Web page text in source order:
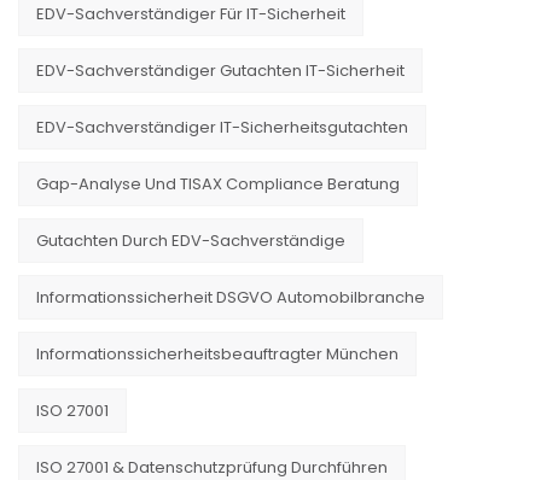
EDV-Sachverständiger Für IT-Sicherheit
EDV-Sachverständiger Gutachten IT-Sicherheit
EDV-Sachverständiger IT-Sicherheitsgutachten
Gap-Analyse Und TISAX Compliance Beratung
Gutachten Durch EDV-Sachverständige
Informationssicherheit DSGVO Automobilbranche
Informationssicherheitsbeauftragter München
ISO 27001
ISO 27001 & Datenschutzprüfung Durchführen